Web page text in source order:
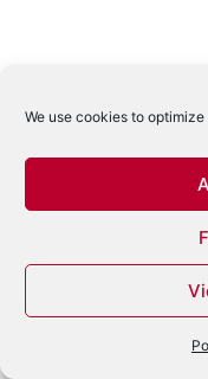
We use cookies to